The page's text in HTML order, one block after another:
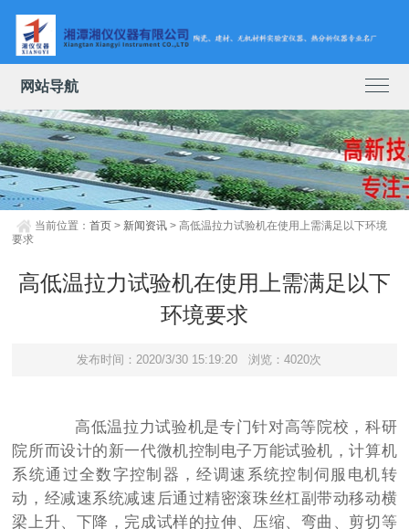
网站导航
当前位置：首页 > 新闻资讯 > 高低温拉力试验机在使用上需满足以下环境
要求
高低温拉力试验机在使用上需满足以下
环境要求
发布时间：2020/3/30 15:19:20 浏览：4020次
高低温拉力试验机是专门针对高等院校，科研
院所而设计的新一代微机控制电子万能试验机，计算机
系统通过全数字控制器，经调速系统控制伺服电机转
动，经减速系统减速后通过精密滚珠丝杠副带动移动横
梁上升、下降，完成试样的拉伸、压缩、弯曲、剪切等